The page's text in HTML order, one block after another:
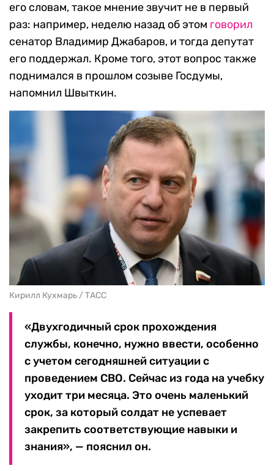
его словам, такое мнение звучит не в первый
раз: например, неделю назад об этом говорил
сенатор Владимир Джабаров, и тогда депутат
его поддержал. Кроме того, этот вопрос также
поднимался в прошлом созыве Госдумы,
напомнил Швыткин.
Кирилл Кухмарь / ТАСС
«Двухгодичный срок прохождения
службы, конечно, нужно ввести, особенно
с учетом сегодняшней ситуации с
проведением СВО. Сейчас из года на учебку
уходит три месяца. Это очень маленький
срок, за который солдат не успевает
закрепить соответствующие навыки и
знания», — пояснил он.